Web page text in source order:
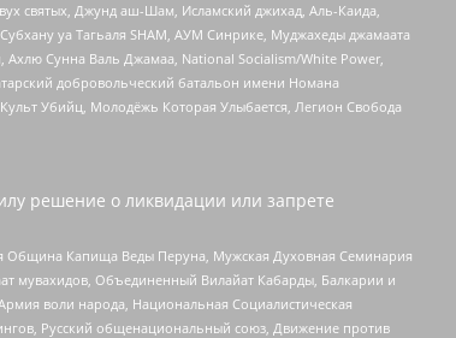
святых, Джунд аш-Шам, Исламский джихад, Аль-Каида,
уа Тагьаля SHAM, АУМ Синрике, Муджахеды джамаата
Ахлю Сунна Валь Джамаа, National Socialism/White Power,
добровольческий батальон имени Номана
Убийц, Молодёжь Которая Улыбается, Легион Свобода
решение о ликвидации или запрете
Община Капища Веды Перуна, Мужская Духовная Семинария
мувахидов, Объединенный Вилайат Кабарды, Балкарии и
воли народа, Национальная Социалистическая
Русский общенациональный союз, Движение против